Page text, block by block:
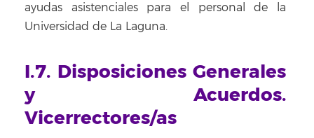
ayudas asistenciales para el personal de la
Universidad de La Laguna.
I.7. Disposiciones Generales
y Acuerdos.
Vicerrectores/as